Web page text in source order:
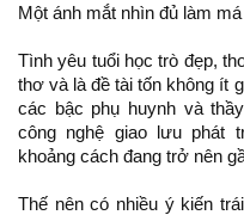
Một ánh mắt nhìn đủ làm
Tình yêu tuổi học trò đẹp,
thơ và là đề tài tốn không ít
các bậc phụ huynh và
công nghệ giao lưu phát
khoảng cách đang trở nên
Thế nên có nhiều ý kiến